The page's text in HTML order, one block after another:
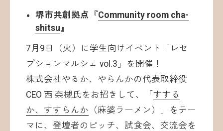
堺市共創拠点『Community room cha-
shitsu 』
7月9日（火）に学生向けイベント「レセ
プションマルシェ vol.3」を開催！
株式会社やるか、やらんかの代表取締役
CEO 西 奈槻氏をお招きして、「すする
か、すすらんか （麻婆ラーメン）」をテー
マに、登壇者のピッチ、試食会、交流会を